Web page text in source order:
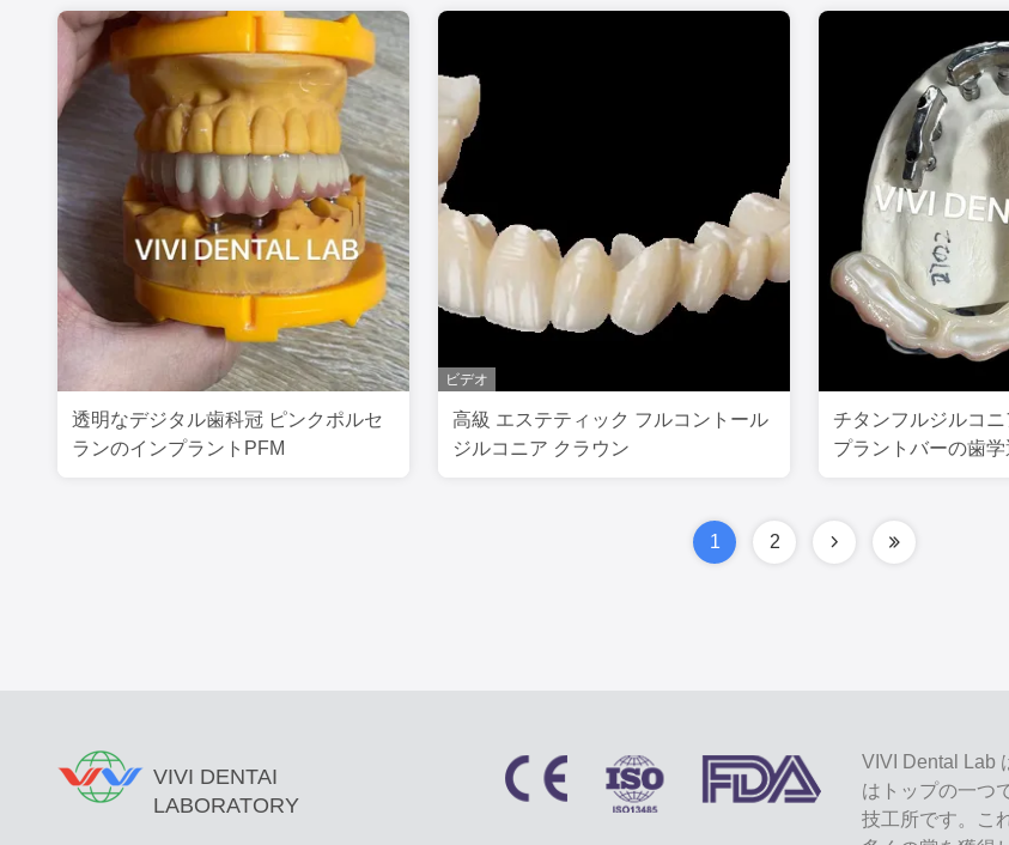
透明なデジタル歯科冠 ピンクポルセ
ランのインプラントPFM
ビデオ
高級 エステティック フルコントール
ジルコニア クラウン
チタンフルジルコ
プラントバーの歯
1 2
VIVI DENTAI
LABORATORY
VIVI Dental Lab
はトップの一つ
技工所です。こ